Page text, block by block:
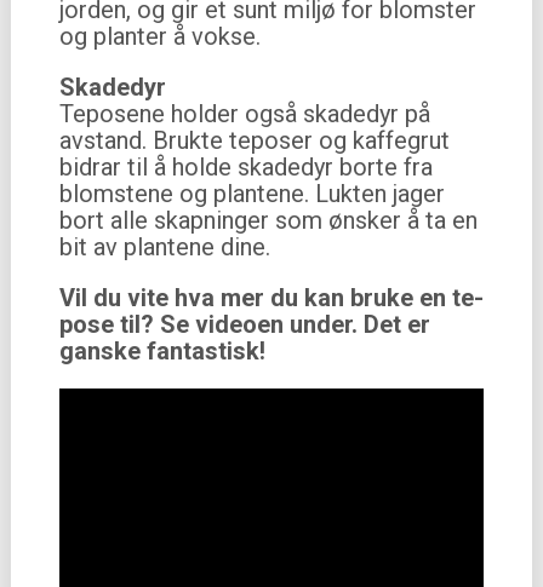
jorden, og gir et sunt miljø for blomster
og planter å vokse.
Skadedyr
Teposene holder også skadedyr på
avstand. Brukte teposer og kaffegrut
bidrar til å holde skadedyr borte fra
blomstene og plantene. Lukten jager
bort alle skapninger som ønsker å ta en
bit av plantene dine.
Vil du vite hva mer du kan bruke en te-
pose til? Se videoen under. Det er
ganske fantastisk!